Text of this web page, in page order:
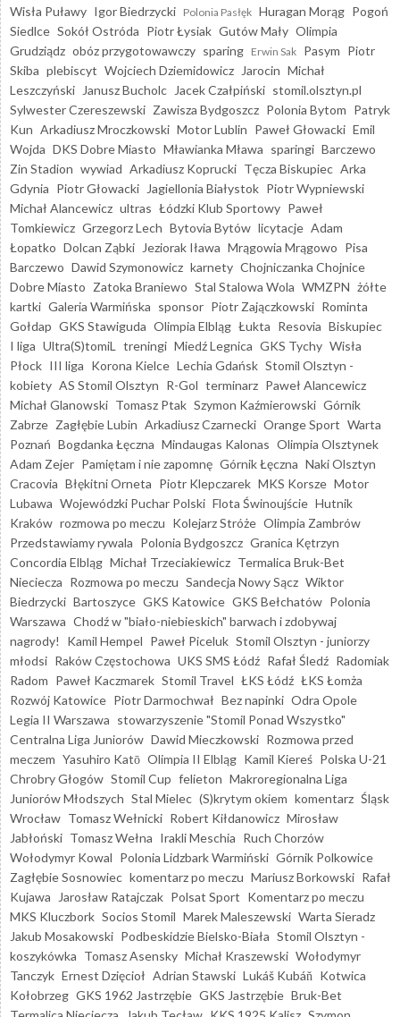
Wisła Puławy Igor Biedrzycki Polonia Pasłęk Huragan Morąg Pogoń
Siedlce Sokół Ostróda Piotr Łysiak Gutów Mały Olimpia
Grudziądz obóz przygotowawczy sparing Erwin Sak Pasym Piotr
Skiba plebiscyt Wojciech Dziemidowicz Jarocin Michał
Leszczyński
Janusz Bucholc Jacek Czałpiński stomil.olsztyn.pl
Sylwester Czereszewski Zawisza Bydgoszcz Polonia Bytom Patryk
Kun Arkadiusz Mroczkowski Motor Lublin Paweł Głowacki Emil
Wojda DKS Dobre Miasto Mławianka Mława sparingi Barczewo
Zin Stadion wywiad Arkadiusz Koprucki Tęcza Biskupiec Arka
Gdynia Piotr Głowacki Jagiellonia Białystok Piotr Wypniewski
Michał Alancewicz ultras Łódzki Klub Sportowy Paweł
Tomkiewicz Grzegorz Lech Bytovia Bytów licytacje Adam
Łopatko Dolcan Ząbki Jeziorak Iława Mrągowia Mrągowo Pisa
Barczewo Dawid Szymonowicz karnety Chojniczanka Chojnice
Dobre Miasto Zatoka Braniewo Stal Stalowa Wola WMZPN żółte
kartki Galeria Warmińska sponsor Piotr Zajączkowski Rominta
Gołdap GKS Stawiguda Olimpia Elbląg Łukta Resovia Biskupiec
I liga Ultra(S)tomiL treningi Miedź Legnica GKS Tychy Wisła
Płock III liga Korona Kielce Lechia Gdańsk Stomil Olsztyn -
kobiety AS Stomil Olsztyn R-Gol terminarz Paweł Alancewicz
Michał Glanowski Tomasz Ptak Szymon Kaźmierowski Górnik
Zabrze Zagłębie Lubin Arkadiusz Czarnecki Orange Sport Warta
Poznań Bogdanka Łęczna Mindaugas Kalonas Olimpia Olsztynek
Adam Zejer Pamiętam i nie zapomnę Górnik Łęczna Naki Olsztyn
Cracovia Błękitni Orneta Piotr Klepczarek MKS Korsze Motor
Lubawa Wojewódzki Puchar Polski Flota Świnoujście Hutnik
Kraków rozmowa po meczu Kolejarz Stróże Olimpia Zambrów
Przedstawiamy rywala Polonia Bydgoszcz Granica Kętrzyn
Concordia Elbląg Michał Trzeciakiewicz Termalica Bruk-Bet
Nieciecza Rozmowa po meczu Sandecja Nowy Sącz Wiktor
Biedrzycki Bartoszyce GKS Katowice GKS Bełchatów Polonia
Warszawa Chodź w "biało-niebieskich" barwach i zdobywaj
nagrody!
Kamil Hempel Paweł Piceluk Stomil Olsztyn - juniorzy
młodsi Raków Częstochowa UKS SMS Łódź Rafał Śledź Radomiak
Radom Paweł Kaczmarek Stomil Travel ŁKS Łódź ŁKS Łomża
Rozwój Katowice Piotr Darmochwał Bez napinki Odra Opole
Legia II Warszawa stowarzyszenie "Stomil Ponad Wszystko"
Centralna Liga Juniorów Dawid Mieczkowski Rozmowa przed
meczem Yasuhiro Katō Olimpia II Elbląg Kamil Kiereś Polska U-21
Chrobry Głogów Stomil Cup felieton Makroregionalna Liga
Juniorów Młodszych Stal Mielec (S)krytym okiem komentarz Śląsk
Wrocław Tomasz Wełnicki Robert Kiłdanowicz Mirosław
Jabłoński Tomasz Wełna Irakli Meschia Ruch Chorzów
Wołodymyr Kowal Polonia Lidzbark Warmiński Górnik Polkowice
Zagłębie Sosnowiec komentarz po meczu Mariusz Borkowski Rafał
Kujawa
Jarosław Ratajczak Polsat Sport Komentarz po meczu
MKS Kluczbork Socios Stomil Marek Maleszewski Warta Sieradz
Jakub Mosakowski Podbeskidzie Bielsko-Biała Stomil Olsztyn -
koszykówka Tomasz Asensky Michał Kraszewski Wołodymyr
Tanczyk Ernest Dzięcioł Adrian Stawski Lukáš Kubáň Kotwica
Kołobrzeg GKS 1962 Jastrzębie GKS Jastrzębie Bruk-Bet